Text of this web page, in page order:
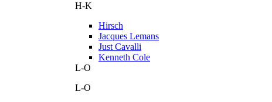
H-K
Hirsch
Jacques Lemans
Just Cavalli
Kenneth Cole
L-O
L-O